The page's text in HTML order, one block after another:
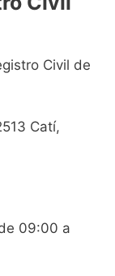
Civil de
Catí,
09:00 a